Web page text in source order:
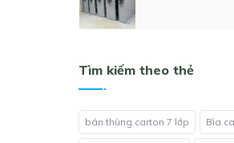
Tìm kiếm theo thẻ
bán thùng carton 7 lớp Bìa